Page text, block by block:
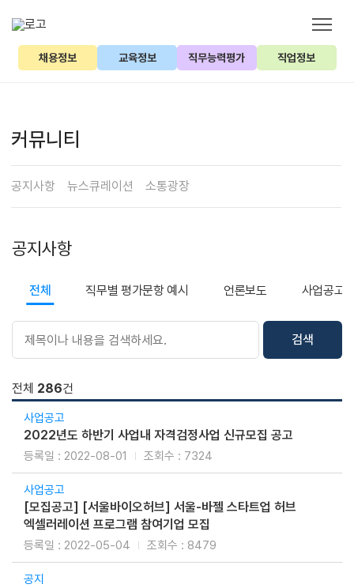
채용정보 교육정보 직무능력평가 직업정보
커뮤니티
공지사항 뉴스큐레이션 소통광장
공지사항
전체 직무별 평가문항 예시 언론보도 사업공고
검색
전체 286건
사업공고
2022년도 하반기 사업내 자격검정사업 신규모집 공고
2022-08-01 7324
사업공고
[모집공고] [서울바이오허브] 서울-바젤 스타트업 허브
엑셀러레이션 프로그램 참여기업 모집
2022-05-04 8479
공지